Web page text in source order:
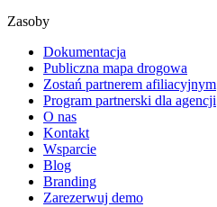
Zasoby
Dokumentacja
Publiczna mapa drogowa
Zostań partnerem afiliacyjnym
Program partnerski dla agencji
O nas
Kontakt
Wsparcie
Blog
Branding
Zarezerwuj demo